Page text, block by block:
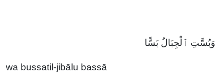
وَبُسَّتِ ٱلْجِبَالُ بَسًّا
wa bussatil-jibālu bassā